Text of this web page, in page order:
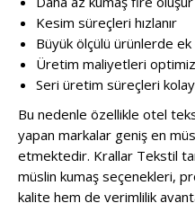
Kesim süreçleri hızlanır
Büyük ölçülü ürünlerde ek
Üretim maliyetleri
Seri üretim süreçleri
Bu nedenle özellikle otel
yapan markalar geniş en
etmektedir. Krallar Tekstil
müslin kumaş seçenekleri,
kalite hem de verimlilik